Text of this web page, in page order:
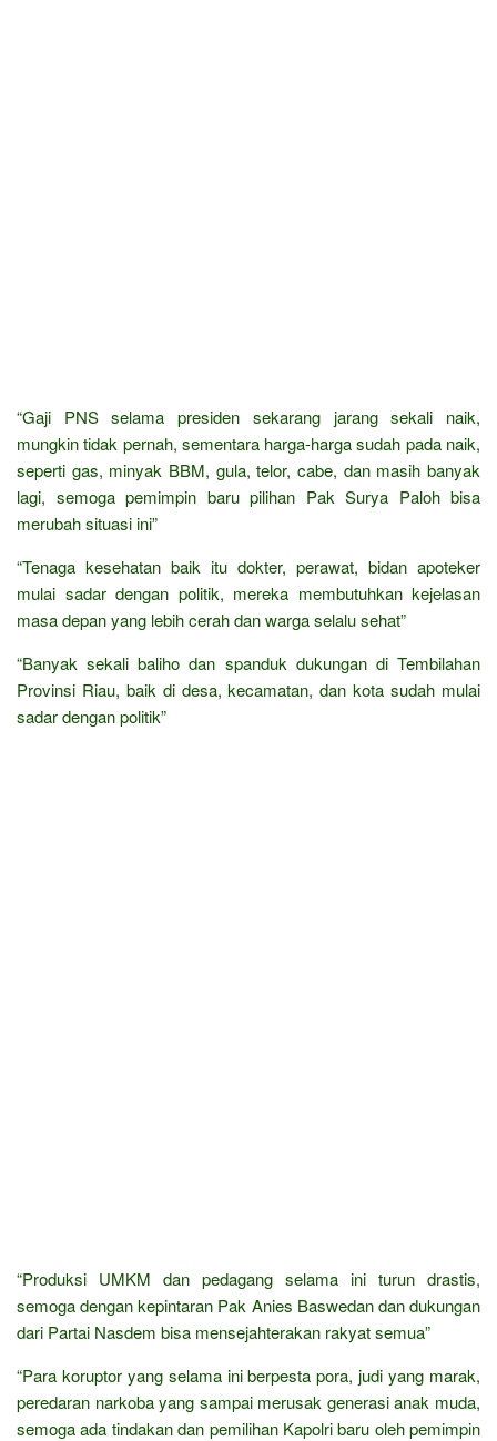
“Gaji PNS selama presiden sekarang jarang sekali naik,
mungkin tidak pernah, sementara harga-harga sudah pada naik,
seperti gas, minyak BBM, gula, telor, cabe, dan masih banyak
lagi, semoga pemimpin baru pilihan Pak Surya Paloh bisa
merubah situasi ini”
“Tenaga kesehatan baik itu dokter, perawat, bidan apoteker
mulai sadar dengan politik, mereka membutuhkan kejelasan
masa depan yang lebih cerah dan warga selalu sehat”
“Banyak sekali baliho dan spanduk dukungan di Tembilahan
Provinsi Riau, baik di desa, kecamatan, dan kota sudah mulai
sadar dengan politik”
“Produksi UMKM dan pedagang selama ini turun drastis,
semoga dengan kepintaran Pak Anies Baswedan dan dukungan
dari Partai Nasdem bisa mensejahterakan rakyat semua”
“Para koruptor yang selama ini berpesta pora, judi yang marak,
peredaran narkoba yang sampai merusak generasi anak muda,
semoga ada tindakan dan pemilihan Kapolri baru oleh pemimpin